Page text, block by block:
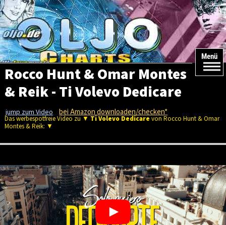
Menü
Rocco Hunt & Omar Montes
& Reik - Ti Volevo Dedicare
jump zum Video bei Amazon downloaden/checken*
Das werbespotfreie Video zu ▼ Ti Volevo Dedicare von Rocco Hunt & Omar
Montes & Reik: ▼